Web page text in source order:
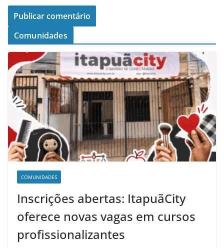
Comunidades
COMUNIDADES
Inscrições abertas: ItapuãCity
oferece novas vagas em cursos
profissionalizantes